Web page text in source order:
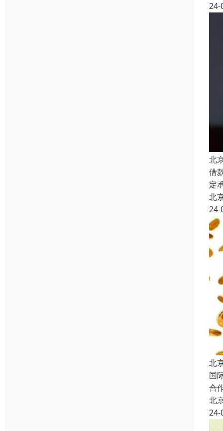
24-
北
借
定
北
24-
北
国
合
北
24-